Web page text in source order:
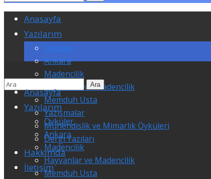
Anasayfa
Yazılarım
Öyküler
Ankara
Madencilik
Hayvanlar ve Madencilik
Memduh Usta
Yazışmalar
Mühendislik ve Mimarlık Öyküleri
Dergi Yazıları
Hakkımda
İletişim
Anasayfa
Yazılarım
Öyküler
Ankara
Madencilik
Hayvanlar ve Madencilik
Memduh Usta